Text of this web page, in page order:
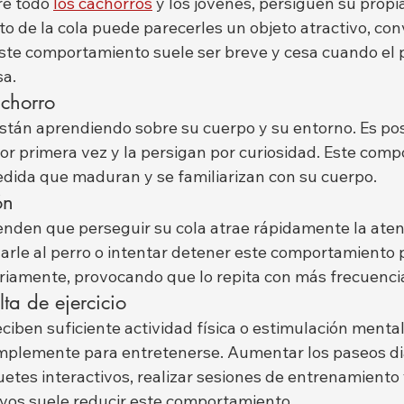
de la cola puede parecerles un objeto atractivo,
comportamiento suele ser breve y cesa cuando el
aprendiendo sobre su cuerpo y su entorno. Es
primera vez y la persigan por curiosidad. Este
que maduran y se familiarizan con su cuerpo.
que perseguir su cola atrae rápidamente la
al perro o intentar detener este comportamiento
provocando que lo repita con más
de ejercicio
suficiente actividad física o estimulación
para entretenerse. Aumentar los paseos
interactivos, realizar sesiones de